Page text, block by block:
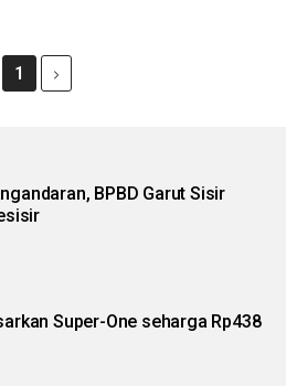
1
BPBD Garut Sisir
Super-One seharga Rp438